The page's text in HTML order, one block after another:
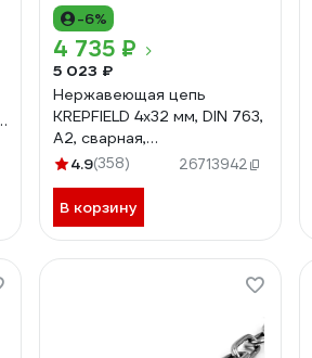
-6%
4 735 ₽
5 023 ₽
Нержавеющая цепь
KREPFIELD 4x32 мм, DIN 763,
А2, сварная,
длиннозвенная, 7 м
4.9(358) 26713942
В корзину